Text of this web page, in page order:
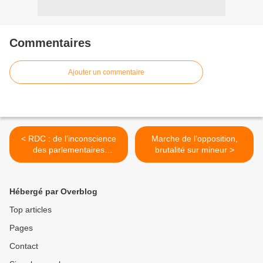
Commentaires
Ajouter un commentaire
< RDC : de l’inconscience
des parlementaires
congolais
Marche de l’opposition,
brutalité sur mineur >
Hébergé par Overblog
Top articles
Pages
Contact